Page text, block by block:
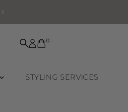
0
STYLING SERVICES